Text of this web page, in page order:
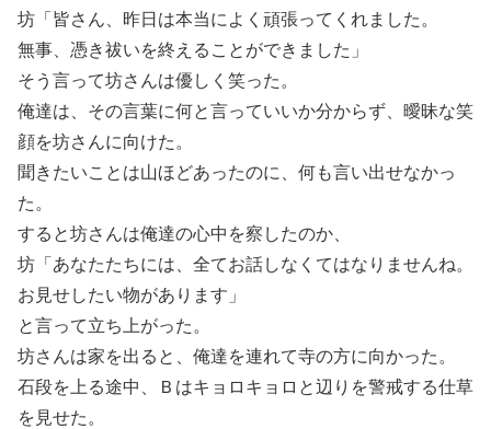
坊「皆さん、昨日は本当によく頑張ってくれました。
無事、憑き祓いを終えることができました」
そう言って坊さんは優しく笑った。
俺達は、その言葉に何と言っていいか分からず、曖昧な笑
顔を坊さんに向けた。
聞きたいことは山ほどあったのに、何も言い出せなかっ
た。
すると坊さんは俺達の心中を察したのか、
坊「あなたたちには、全てお話しなくてはなりませんね。
お見せしたい物があります」
と言って立ち上がった。
坊さんは家を出ると、俺達を連れて寺の方に向かった。
石段を上る途中、Ｂはキョロキョロと辺りを警戒する仕草
を見せた。